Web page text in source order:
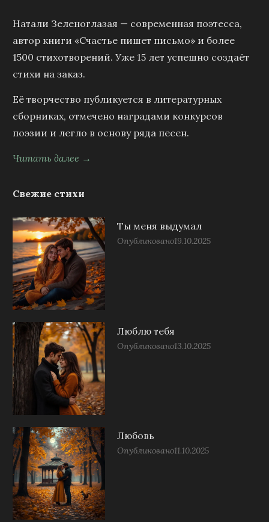
Натали Зеленоглазая — современная поэтесса,
автор книги «Счастье пишет письмо» и более
1500 стихотворений. Уже 15 лет успешно создаёт
стихи на заказ.
Её творчество публикуется в литературных
сборниках, отмечено наградами конкурсов
поэзии и легло в основу ряда песен.
Читать далее →
Свежие стихи
Ты меня выдумал
Опубликовано19.10.2025
Люблю тебя
Опубликовано13.10.2025
Любовь
Опубликовано11.10.2025